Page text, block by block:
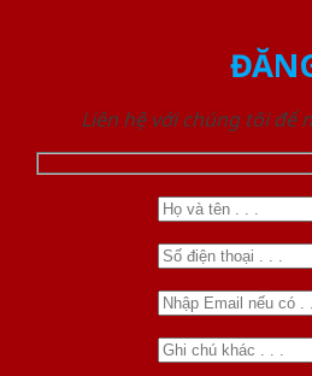
Liên hệ với chúng tôi để